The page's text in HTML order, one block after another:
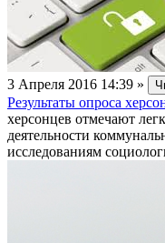
3 Апреля 2016 14:39 »
Результаты опроса
херсонцев отмечают
деятельности
исследованиям